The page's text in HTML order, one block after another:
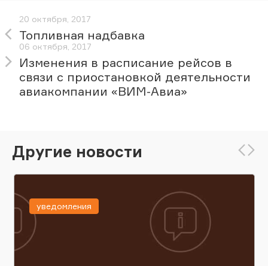
20 октября, 2017
Топливная надбавка
06 октября, 2017
Изменения в расписание рейсов в
связи с приостановкой деятельности
авиакомпании «ВИМ-Авиа»
Другие новости
уведомления